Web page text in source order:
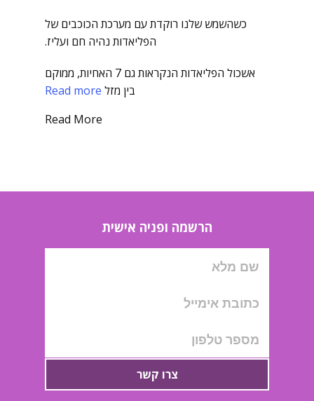
כשהשמש שלנו רוקדת עם מערכת הכוכבים של
הפליאדות נהיה חם ועליז.
אשכול הפליאדות הנקראות גם 7 האחיות, ממוקם
בין מזל Read more
Read More
הרשמה ופניה אישית
צרו קשר